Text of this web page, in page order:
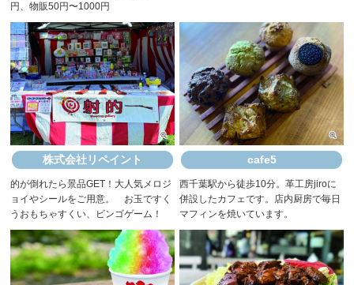
円、物販50円〜1000円
株式会社リペイント
的が倒れたら景品GET！大人気メロジ
ョイやシールをご用意。 お玉ですく
うおもちゃすくい、ビンゴゲーム！
cafe5
西千葉駅から徒歩10分。革工房jiroに
併設したカフェです。店内厨房で毎日
マフィンを焼いています。